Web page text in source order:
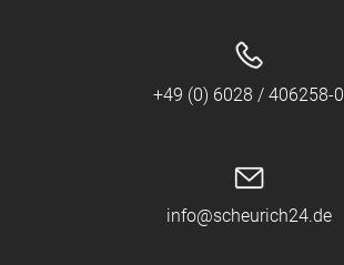
+49 (0) 6028 / 406258-0
info@scheurich24.de